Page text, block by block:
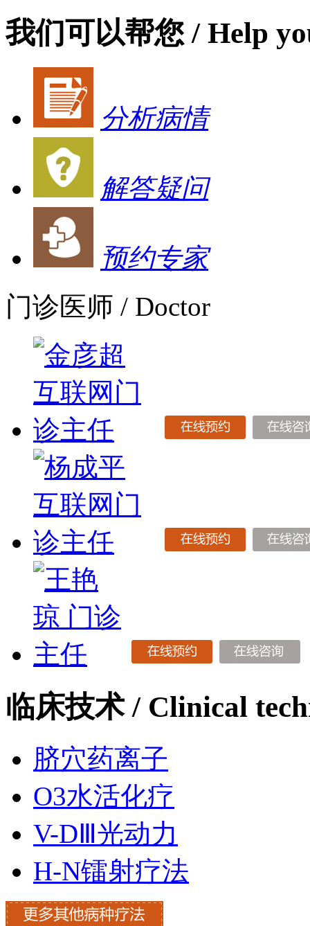
我们可以帮您 / Help
分析病情
解答疑问
预约专家
门诊医师 / Doctor
临床技术 / Clinical
脐穴药离子
O3水活化疗
V-DⅢ光动力
H-N镭射疗法